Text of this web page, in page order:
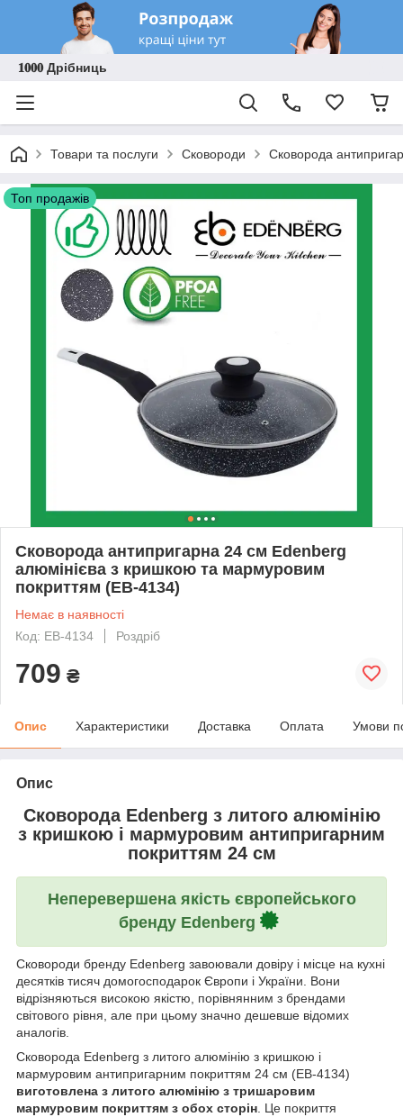
𝟏𝟎𝟎𝟎 Дрібниць
Товари та послуги Сковороди Сковорода
Топ продажів
Сковорода антипригарна 24 см Edenberg
алюмінієва з кришкою та мармуровим
покриттям (EB-4134)
Немає в наявності
Код: EB-4134
Роздріб
709 ₴
Опис Характеристики Доставка Оплата Умови
Опис
Сковорода Edenberg з литого алюмінію
з кришкою і мармуровим антипригарним
покриттям 24 см
Неперевершена якість європейського
бренду Edenberg
Сковороди бренду Edenberg завоювали довіру і місце на кухні
десятків тисяч домогосподарок Європи і України. Вони
відрізняються високою якістю, порівнянним з брендами
світового рівня, але при цьому значно дешевше відомих
аналогів.
Сковорода Edenberg з литого алюмінію з кришкою і
мармуровим антипригарним покриттям 24 см (EB-4134)
виготовлена з литого алюмінію з тришаровим
мармуровим покриттям з обох сторін. Це покриття